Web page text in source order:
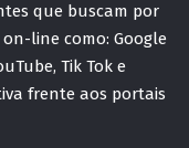
que buscam por
line como: Google
Tik Tok e
frente aos portais